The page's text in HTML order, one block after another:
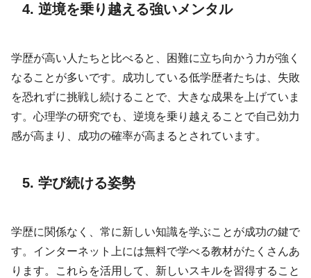
4. 逆境を乗り越える強いメンタル
学歴が高い人たちと比べると、困難に立ち向かう力が強く
なることが多いです。成功している低学歴者たちは、失敗
を恐れずに挑戦し続けることで、大きな成果を上げていま
す。心理学の研究でも、逆境を乗り越えることで自己効力
感が高まり、成功の確率が高まるとされています。
5. 学び続ける姿勢
学歴に関係なく、常に新しい知識を学ぶことが成功の鍵で
す。インターネット上には無料で学べる教材がたくさんあ
ります。これらを活用して、新しいスキルを習得すること